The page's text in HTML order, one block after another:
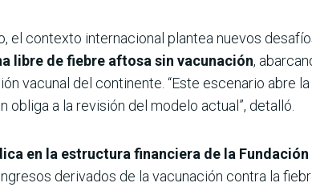
el contexto internacional plantea nuevos
libre de fiebre aftosa sin vacunación,
vacunal del continente. “Este escenario abre
obliga a la revisión del modelo actual”, detalló.
en la estructura financiera de la
derivados de la vacunación contra la